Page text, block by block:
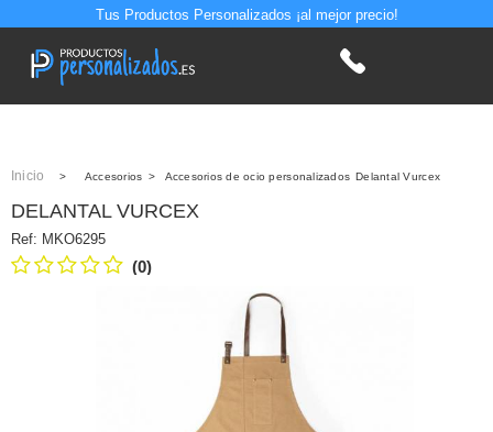
Tus Productos Personalizados ¡al mejor precio!
Inicio > Accesorios > Accesorios de ocio personalizados Delantal Vurcex
DELANTAL VURCEX
Ref: MKO6295
(0)